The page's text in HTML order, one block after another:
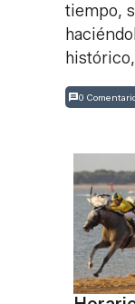
tiempo,
0